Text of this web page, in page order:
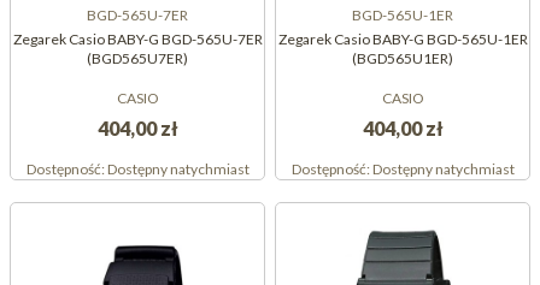
BGD-565U-7ER
Zegarek Casio BABY-G BGD-565U-7ER
(BGD565U7ER)
CASIO
404,00 zł
Dostępność:Dostępny natychmiast
BGD-565U-1ER
Zegarek Casio BABY-G BGD-565U-1ER
(BGD565U1ER)
CASIO
404,00 zł
Dostępność:Dostępny natychmiast